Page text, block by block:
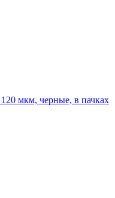
мкм, черные, в пачках